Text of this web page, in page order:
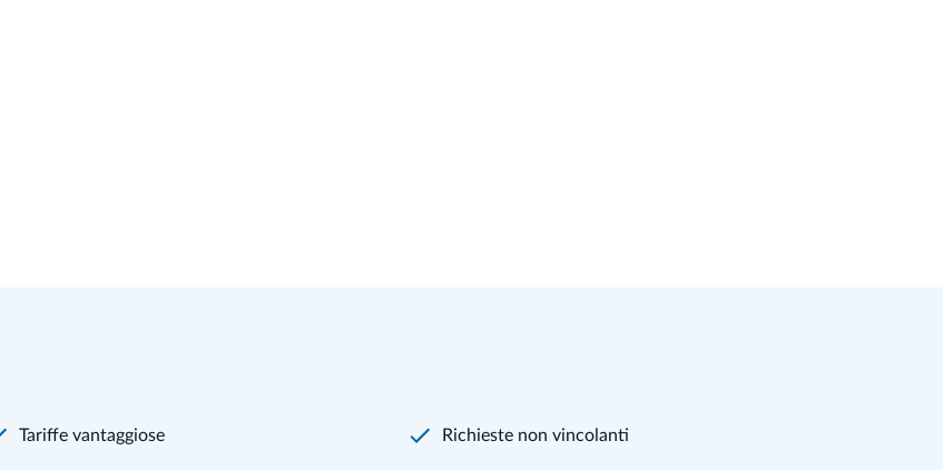
Tariffe vantaggiose Richieste non vincolanti